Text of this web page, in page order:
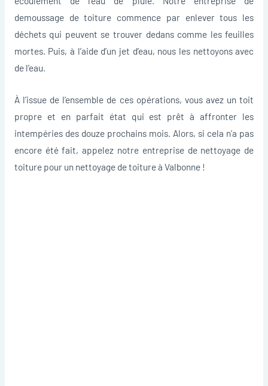
demoussage de toiture commence par enlever tous les
déchets qui peuvent se trouver dedans comme les feuilles
mortes. Puis, à l’aide d’un jet d’eau, nous les nettoyons avec
de l’eau.
À l’issue de l’ensemble de ces opérations, vous avez un toit
propre et en parfait état qui est prêt à affronter les
intempéries des douze prochains mois. Alors, si cela n’a pas
encore été fait, appelez notre entreprise de nettoyage de
toiture pour un nettoyage de toiture à Valbonne !